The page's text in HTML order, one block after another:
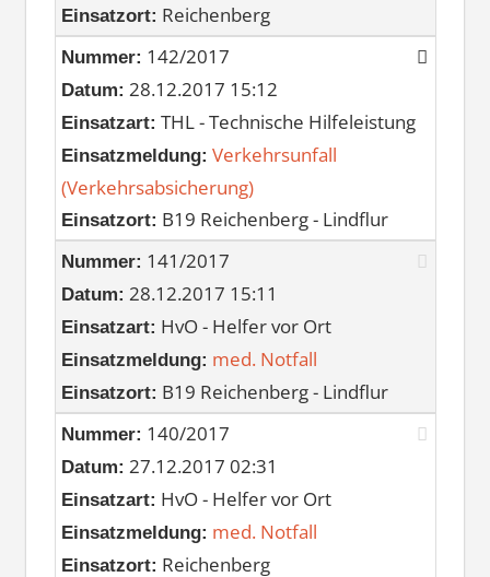
Einsatzort: Reichenberg
Nummer: 142/2017
Datum: 28.12.2017 15:12
Einsatzart: THL - Technische Hilfeleistung
Einsatzmeldung: Verkehrsunfall
(Verkehrsabsicherung)
Einsatzort: B19 Reichenberg - Lindflur
Nummer: 141/2017
Datum: 28.12.2017 15:11
Einsatzart: HvO - Helfer vor Ort
Einsatzmeldung: med. Notfall
Einsatzort: B19 Reichenberg - Lindflur
Nummer: 140/2017
Datum: 27.12.2017 02:31
Einsatzart: HvO - Helfer vor Ort
Einsatzmeldung: med. Notfall
Einsatzort: Reichenberg